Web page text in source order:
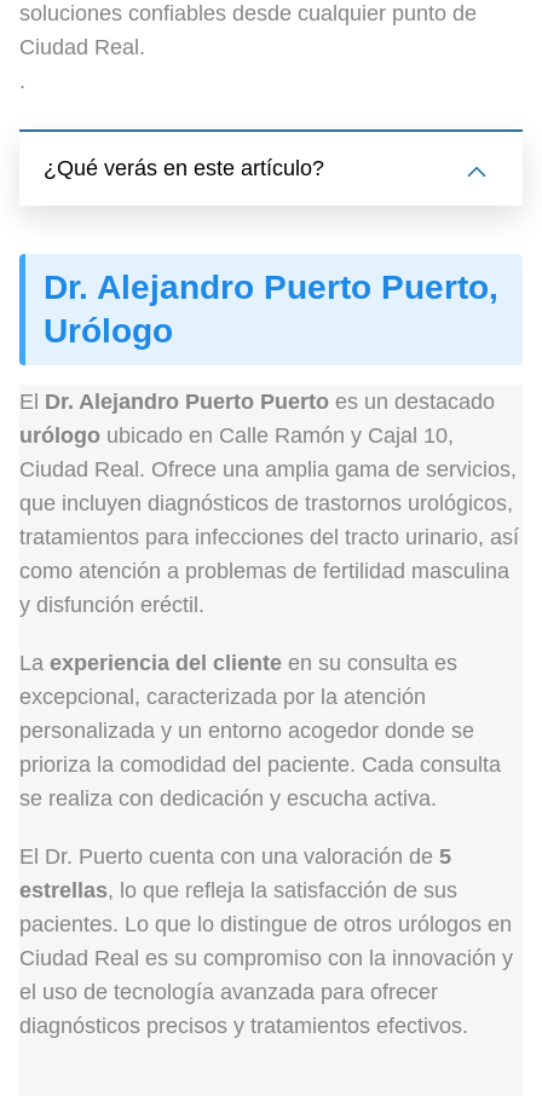
soluciones confiables desde cualquier punto de
Ciudad Real.
.
¿Qué verás en este artículo?
Dr. Alejandro Puerto Puerto,
Urólogo
El Dr. Alejandro Puerto Puerto es un destacado
urólogo ubicado en Calle Ramón y Cajal 10,
Ciudad Real. Ofrece una amplia gama de servicios,
que incluyen diagnósticos de trastornos urológicos,
tratamientos para infecciones del tracto urinario, así
como atención a problemas de fertilidad masculina
y disfunción eréctil.
La experiencia del cliente en su consulta es
excepcional, caracterizada por la atención
personalizada y un entorno acogedor donde se
prioriza la comodidad del paciente. Cada consulta
se realiza con dedicación y escucha activa.
El Dr. Puerto cuenta con una valoración de 5
estrellas, lo que refleja la satisfacción de sus
pacientes. Lo que lo distingue de otros urólogos en
Ciudad Real es su compromiso con la innovación y
el uso de tecnología avanzada para ofrecer
diagnósticos precisos y tratamientos efectivos.